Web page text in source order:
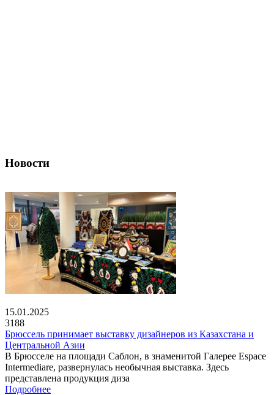
Новости
15.01.2025
3188
Брюссель принимает выставку дизайнеров из Казахстана и
Центральной Азии
В Брюсселе на площади Саблон, в знаменитой Галерее Espace
Intermediare, развернулась необычная выставка. Здесь
представлена продукция диза
Подробнее